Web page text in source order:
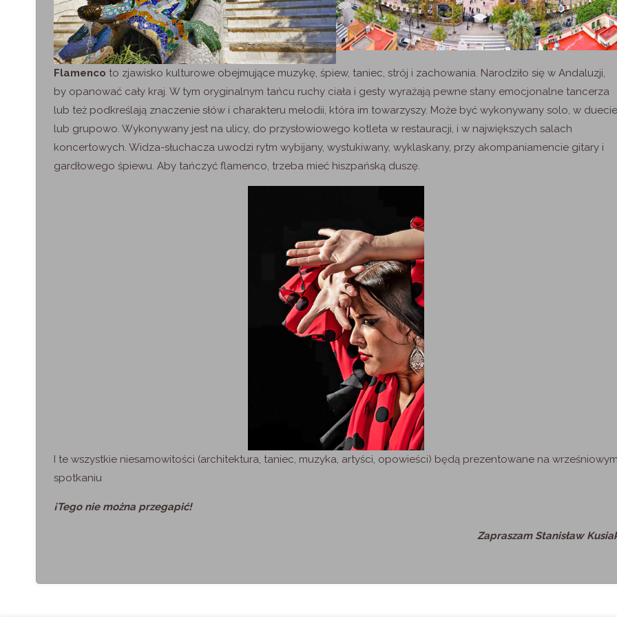
Flamenco to zjawisko kulturowe obejmujące muzykę, śpiew, taniec, strój i zachowania. Narodziło się w Andaluzji,
by opanować cały kraj. W tym oryginalnym tańcu ruchy ciała i gesty wyrażają pewne stany emocjonalne tancerza
lub też podkreślają znaczenie słów i charakteru melodii, która im towarzyszy. Może być wykonywany solo, w duecie
lub grupowo. Wykonywany jest na ulicy, do przysłowiowego kotleta w restauracji, i w największych salach
koncertowych. Widza-słuchacza uwodzi rytm wybijany, wystukiwany, wyklaskany, przy akompaniamencie gitary i
gardłowego śpiewu. Aby tańczyć flamenco, trzeba mieć hiszpańską duszę.
I te wszystkie niesamowitości (architektura, taniec, muzyka, artyści, opowieści) będą prezentowane na
spotkaniu
¡Tego nie można przegapić!
Zapraszam Stanisław